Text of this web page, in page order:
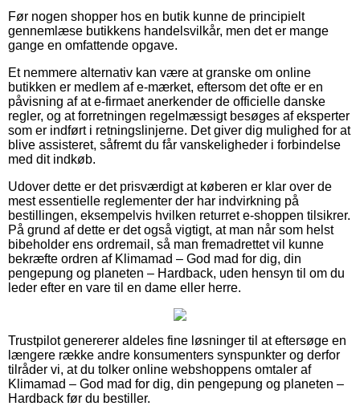
Før nogen shopper hos en butik kunne de principielt
gennemlæse butikkens handelsvilkår, men det er mange
gange en omfattende opgave.
Et nemmere alternativ kan være at granske om online
butikken er medlem af e-mærket, eftersom det ofte er en
påvisning af at e-firmaet anerkender de officielle danske
regler, og at forretningen regelmæssigt besøges af eksperter
som er indført i retningslinjerne. Det giver dig mulighed for at
blive assisteret, såfremt du får vanskeligheder i forbindelse
med dit indkøb.
Udover dette er det prisværdigt at køberen er klar over de
mest essentielle reglementer der har indvirkning på
bestillingen, eksempelvis hvilken returret e-shoppen tilsikrer.
På grund af dette er det også vigtigt, at man når som helst
bibeholder ens ordremail, så man fremadrettet vil kunne
bekræfte ordren af Klimamad – God mad for dig, din
pengepung og planeten – Hardback, uden hensyn til om du
leder efter en vare til en dame eller herre.
Trustpilot genererer aldeles fine løsninger til at eftersøge en
længere række andre konsumenters synspunkter og derfor
tilråder vi, at du tolker online webshoppens omtaler af
Klimamad – God mad for dig, din pengepung og planeten –
Hardback før du bestiller.